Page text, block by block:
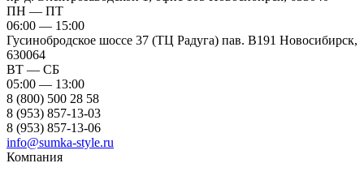
ПН — ПТ
06:00 — 15:00
Гусинобродское шоссе 37 (ТЦ Радуга) пав. B191 Новосибирск,
630064
ВТ — СБ
05:00 — 13:00
8 (800) 500 28 58
8 (953) 857-13-03
8 (953) 857-13-06
info@sumka-style.ru
Компания